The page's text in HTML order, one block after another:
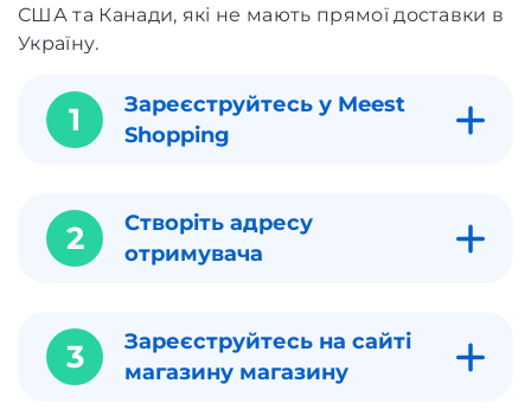
США та Канади, які не мають прямої доставки в
Україну.
1
Зареєструйтесь у Meest
Shopping
2
Створіть адресу
отримувача
3
Зареєструйтесь на сайті
магазину магазину